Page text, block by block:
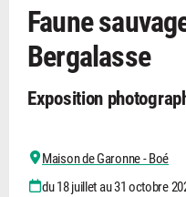
Faune
Bergalasse
Exposition
Maison de Garonne - Boé
du 18 juillet au 31 octobre